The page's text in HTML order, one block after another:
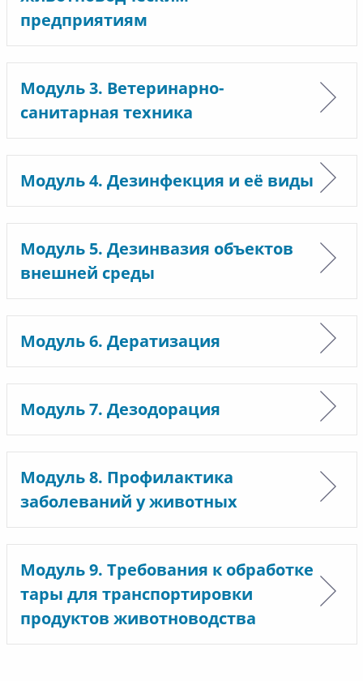
предприятиям
Модуль 3. Ветеринарно-
санитарная техника
Модуль 4. Дезинфекция и её виды
Модуль 5. Дезинвазия объектов
внешней среды
Модуль 6. Дератизация
Модуль 7. Дезодорация
Модуль 8. Профилактика
заболеваний у животных
Модуль 9. Требования к обработке
тары для транспортировки
продуктов животноводства